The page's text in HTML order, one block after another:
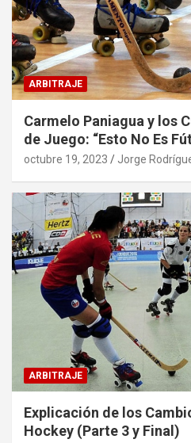
ARBITRAJE
Carmelo Paniagua y los
de Juego: “Esto No Es
octubre 19, 2023 Jorge
ARBITRAJE
Explicación de los
Hockey (Parte 3 y Final)